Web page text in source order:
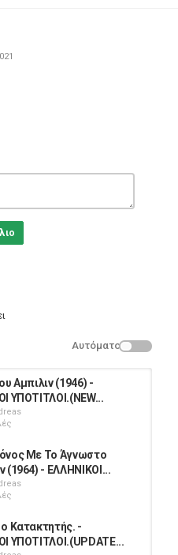
Αυτόματο
Αμπιλιν (1946) -
ΥΠΟΤΙΤΛΟΙ.(NEW...
Με Το Άγνωστο
(1964) - ΕΛΛΗΝΙΚΟΙ...
Κατακτητής. -
ΥΠΟΤΙΤΛΟΙ.(UPDATE...